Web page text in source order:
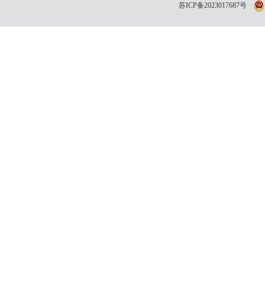
苏ICP备2023017687号